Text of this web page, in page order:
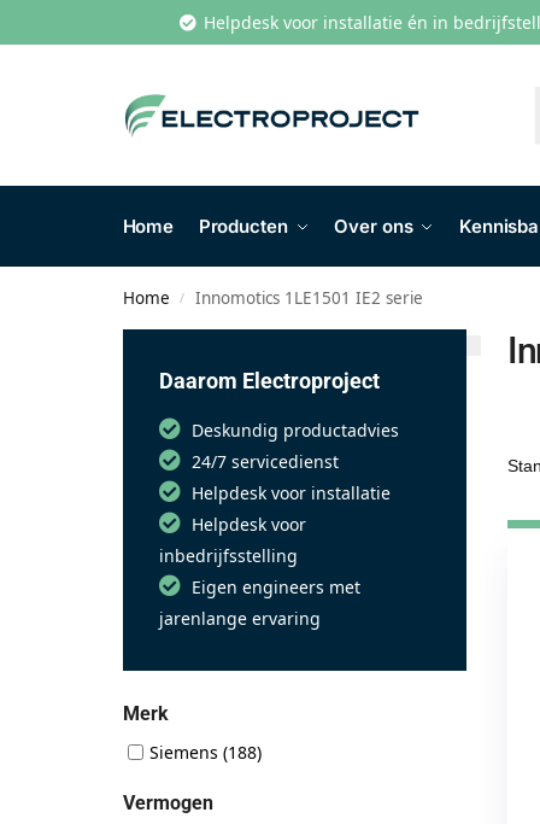
Helpdesk voor installatie én in
Home Producten Over ons
Home / Innomotics 1LE1501 IE2 serie
Daarom Electroproject
Deskundig productadvies
24/7 servicedienst
Helpdesk voor installatie
Helpdesk voor
inbedrijfsstelling
Eigen engineers met
jarenlange ervaring
Merk
Siemens (188)
Vermogen